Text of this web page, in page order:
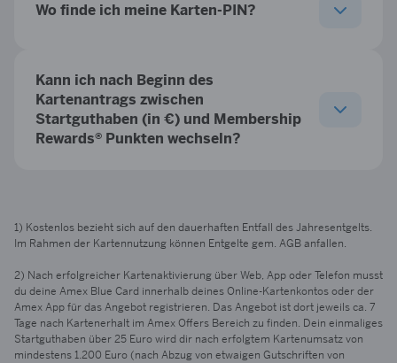
Wo finde ich meine Karten-PIN?
Kann ich nach Beginn des
Kartenantrags zwischen
Startguthaben (in €) und Membership
Rewards® Punkten wechseln?
1) Kostenlos bezieht sich auf den dauerhaften Entfall des Jahresentgelts.
Im Rahmen der Kartennutzung können Entgelte gem. AGB anfallen.
2) Nach erfolgreicher Kartenaktivierung über Web, App oder Telefon musst
du deine Amex Blue Card innerhalb deines Online-Kartenkontos oder der
Amex App für das Angebot registrieren. Das Angebot ist dort jeweils ca. 7
Tage nach Kartenerhalt im Amex Offers Bereich zu finden. Dein einmaliges
Startguthaben über 25 Euro wird dir nach erfolgtem Kartenumsatz von
mindestens 1.200 Euro (nach Abzug von etwaigen Gutschriften von